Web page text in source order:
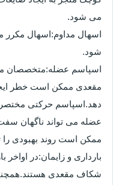
می شود.
اسهال مداوم:اسهال مکرر
شود.
اسپاسم عضله:متخصصان
مقعدی ممکن است خطر
دهد.اسپاسم حرکتی
عضله می تواند ناگهان
ممکن است روند بهبودی
بارداری و زایمان:در اواخر
شکاف مقعدی